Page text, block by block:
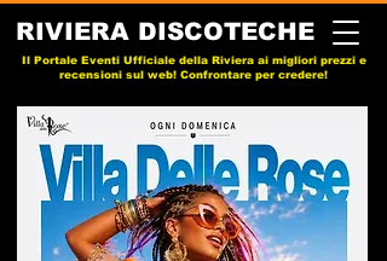
RIVIERA DISCOTECHE
Il Portale Eventi Ufficiale della Riviera ai migliori prezzi e
recensioni sul web! Confrontare per credere!